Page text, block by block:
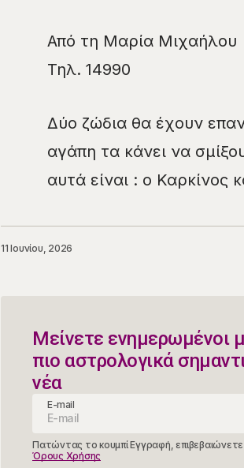
Από τη Μαρία Μιχαήλου
Τηλ. 14990
​Δύο ζώδια θα έχουν
αγάπη τα κάνει να
αυτά είναι : ο Καρκίνος
11 Ιουνίου, 2026
Μείνετε ενημερωμένοι
πιο αστρολογικά
νέα
E-mail
Πατώντας το κουμπί Εγγραφή,
Όρους Χρήσης